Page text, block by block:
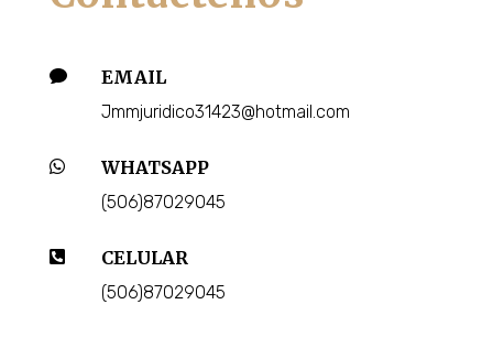
 EMAIL
Jmmjuridico31423@hotmail.com
 WHATSAPP
(506)87029045
 CELULAR
(506)87029045